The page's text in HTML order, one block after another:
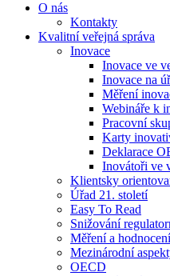
O nás
Kontakty
Kvalitní veřejná správa
Inovace
Inovace ve
Inovace na
Měření
Webináře k
Pracovní
Karty
Deklarace
Inovátoři ve
Klientsky
Úřad 21. století
Easy To Read
Snižování
Měření a
Mezinárodní
OECD